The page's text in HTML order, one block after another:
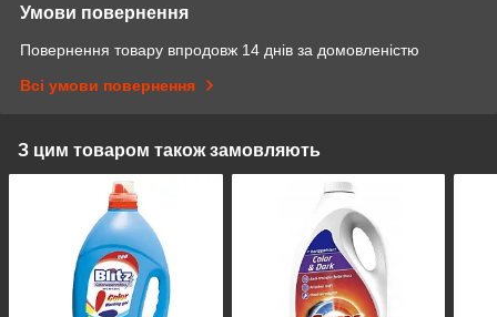
Умови повернення
Повернення товару впродовж 14 днів за домовленістю
Всі умови повернення
З цим товаром також замовляють